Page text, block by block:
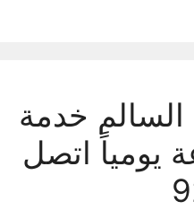
خدمة
ساعة يومياً اتصل